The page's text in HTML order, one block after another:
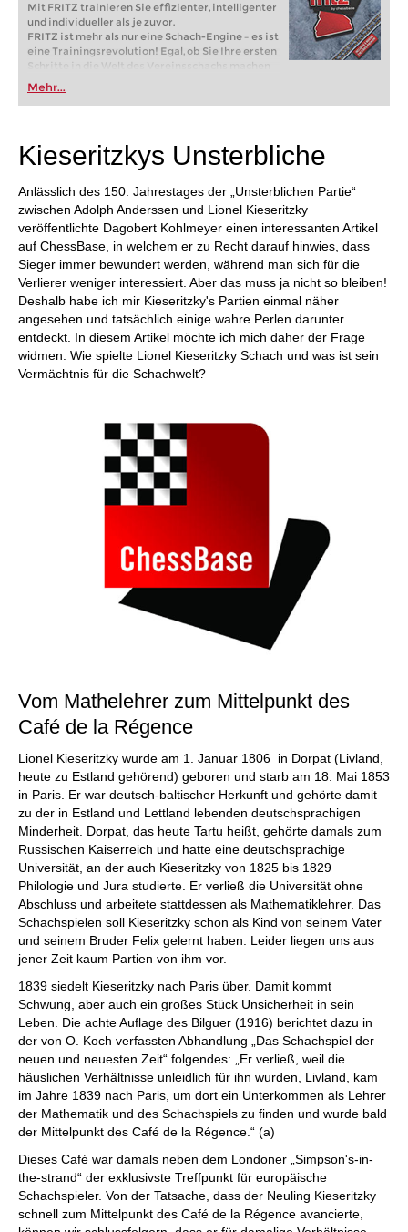
Mit FRITZ trainieren Sie effizienter, intelligenter
und individueller als je zuvor.
FRITZ ist mehr als nur eine Schach-Engine – es ist
eine Trainingsrevolution! Egal, ob Sie Ihre ersten
Schritte in die Welt des Vereinsschachs machen
oder bereits auf Turnierniveau spielen: Mit
FRITZ trainieren Sie effizienter, intelligenter und
individueller als je zuvor.
Mehr...
Kieseritzkys Unsterbliche
Anlässlich des 150. Jahrestages der „Unsterblichen Partie“
zwischen Adolph Anderssen und Lionel Kieseritzky
veröffentlichte Dagobert Kohlmeyer einen interessanten Artikel
auf ChessBase, in welchem er zu Recht darauf hinwies, dass
Sieger immer bewundert werden, während man sich für die
Verlierer weniger interessiert. Aber das muss ja nicht so bleiben!
Deshalb habe ich mir Kieseritzky's Partien einmal näher
angesehen und tatsächlich einige wahre Perlen darunter
entdeckt. In diesem Artikel möchte ich mich daher der Frage
widmen: Wie spielte Lionel Kieseritzky Schach und was ist sein
Vermächtnis für die Schachwelt?
Vom Mathelehrer zum Mittelpunkt des
Café de la Régence
Lionel Kieseritzky wurde am 1. Januar 1806 in Dorpat (Livland,
heute zu Estland gehörend) geboren und starb am 18. Mai 1853
in Paris. Er war deutsch-baltischer Herkunft und gehörte damit
zu der in Estland und Lettland lebenden deutschsprachigen
Minderheit. Dorpat, das heute Tartu heißt, gehörte damals zum
Russischen Kaiserreich und hatte eine deutschsprachige
Universität, an der auch Kieseritzky von 1825 bis 1829
Philologie und Jura studierte. Er verließ die Universität ohne
Abschluss und arbeitete stattdessen als Mathematiklehrer. Das
Schachspielen soll Kieseritzky schon als Kind von seinem Vater
und seinem Bruder Felix gelernt haben. Leider liegen uns aus
jener Zeit kaum Partien von ihm vor.
1839 siedelt Kieseritzky nach Paris über. Damit kommt
Schwung, aber auch ein großes Stück Unsicherheit in sein
Leben. Die achte Auflage des Bilguer (1916) berichtet dazu in
der von O. Koch verfassten Abhandlung „Das Schachspiel der
neuen und neuesten Zeit“ folgendes: „Er verließ, weil die
häuslichen Verhältnisse unleidlich für ihn wurden, Livland, kam
im Jahre 1839 nach Paris, um dort ein Unterkommen als Lehrer
der Mathematik und des Schachspiels zu finden und wurde bald
der Mittelpunkt des Café de la Régence.“ (a)
Dieses Café war damals neben dem Londoner „Simpson's-in-
the-strand“ der exklusivste Treffpunkt für europäische
Schachspieler. Von der Tatsache, dass der Neuling Kieseritzky
schnell zum Mittelpunkt des Café de la Régence avancierte,